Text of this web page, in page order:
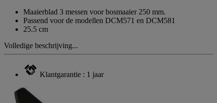
Maaierblad 3 messen voor bosmaaier 250 mm.
Passend voor de modellen DCM571 en DCM581
25.5 cm
Volledige beschrijving...
Klantgarantie : 1 jaar